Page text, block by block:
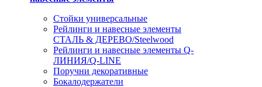
Стойки универсальные
Рейлинги и навесные элементы
СТАЛЬ & ДЕРЕВО/Steelwood
Рейлинги и навесные элементы Q-
ЛИНИЯ/Q-LINE
Поручни декоративные
Бокалодержатели